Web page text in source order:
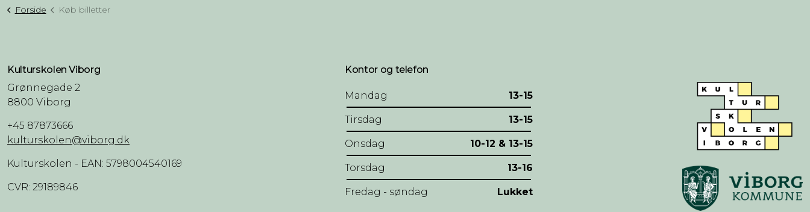
Forside Køb billetter
Kulturskolen Viborg
Grønnegade 2
8800 Viborg
+45 87873666
kulturskolen@viborg.dk
Kulturskolen - EAN: 5798004540169
CVR: 29189846
Kontor og telefon
Mandag 13-15
Tirsdag 13-15
Onsdag 10-12 & 13-15
Torsdag 13-16
Fredag - søndag Lukket